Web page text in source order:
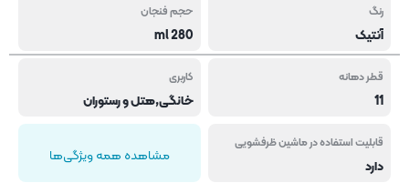
رنگ
آنتیک
حجم فنجان
280 ml
قطر دهانه
11
کاربری
خانگی,هتل و رستوران
قابلیت استفاده در ماشین ظرفشویی
دارد مشاهده همه ویژگی‌ها